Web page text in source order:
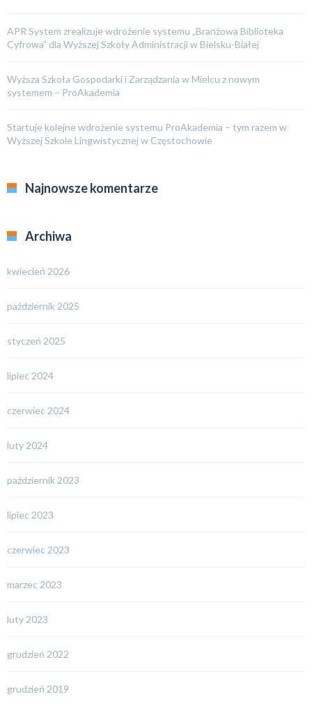
APR System zrealizuje wdrożenie systemu „Branżowa Biblioteka
Cyfrowa” dla Wyższej Szkoły Administracji w Bielsku-Białej
Wyższa Szkoła Gospodarki i Zarządzania w Mielcu z nowym
systemem – ProAkademia
Startuje kolejne wdrożenie systemu ProAkademia – tym razem w
Wyższej Szkole Lingwistycznej w Częstochowie
Najnowsze komentarze
Archiwa
kwiecień 2026
październik 2025
styczeń 2025
lipiec 2024
czerwiec 2024
luty 2024
październik 2023
lipiec 2023
czerwiec 2023
marzec 2023
luty 2023
grudzień 2022
grudzień 2019